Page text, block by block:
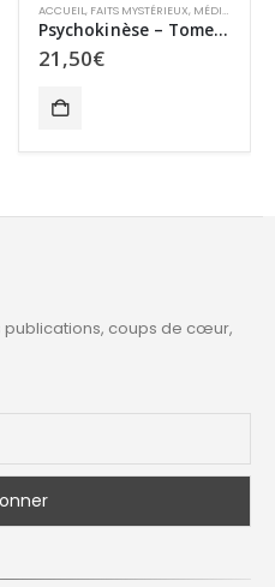
MIEUX-ÊTRE & SANTÉ,MYSTÈRES, PHYSIQUE
Vivre ! D’une enquête sur la conscience à une culture de prévention du suicide
17,00€
coups de cœur,